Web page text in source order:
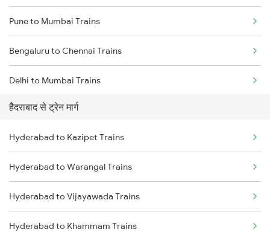
Pune to Mumbai Trains
Bengaluru to Chennai Trains
Delhi to Mumbai Trains
Mumbai to Pune Trains
Delhi to Jammu Trains
Mumbai to Delhi Trains
Mumbai to Goa Trains
Chennai to Coimbatore Trains
हैदराबाद से ट्रेन मार्ग
Hyderabad to Kazipet Trains
Hyderabad to Warangal Trains
Hyderabad to Vijayawada Trains
Hyderabad to Khammam Trains